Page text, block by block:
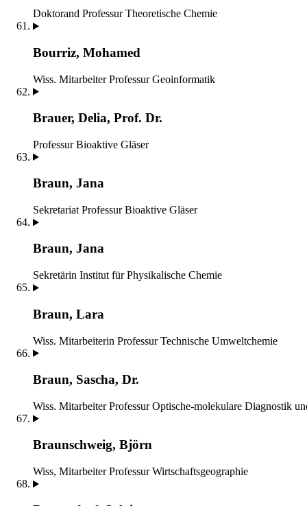
Doktorand Professur Theoretische Chemie
Bourriz, Mohamed
Wiss. Mitarbeiter Professur Geoinformatik
Brauer, Delia, Prof. Dr.
Professur Bioaktive Gläser
Braun, Jana
Sekretariat Professur Bioaktive Gläser
Braun, Jana
Sekretärin Institut für Physikalische Chemie
Braun, Lara
Wiss. Mitarbeiterin Professur Technische Umweltchemie
Braun, Sascha, Dr.
Wiss. Mitarbeiter Professur Optische-molekulare Diagnostik
Braunschweig, Björn
Wiss, Mitarbeiter Professur Wirtschaftsgeographie